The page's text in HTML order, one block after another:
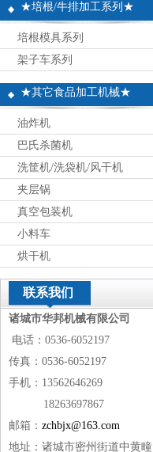
★培根/牛排加工系列★
培根模具系列
架子车系列
★其它食品加工机械★
油炸机
巴氏杀菌机
洗筐机/洗袋机/风干机
夹层锅
真空包装机
小料车
烘干机
联系我们
诸城市华邦机械有限公司
电话：0536-6052197
传真：0536-6052197
手机：13562646269
18263697867
邮箱： zchbjx@163.com
地址：诸城市密州街道中黄疃